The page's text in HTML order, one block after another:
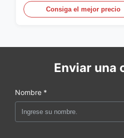
surf propulsor submarino
Consiga el mejor precio
Enviar una
Nombre *